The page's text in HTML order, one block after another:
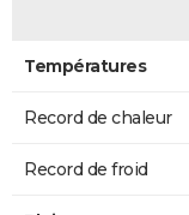
Températures
Record de chaleur
Record de froid